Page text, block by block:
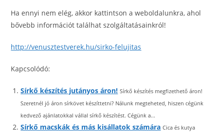
Ha ennyi nem elég, akkor kattintson a weboldalunkra, ahol
bővebb információt találhat szolgáltatásainkról!
http://venusztestverek.hu/sirko-felujitas
Kapcsolódó:
Sírkő készítés jutányos áron! Sírkő készítés megfizethető áron!
Szeretnél jó áron sírkövet készíttetni? Nálunk megteheted, hiszen cégünk
kedvező ajánlatokkal vállal sírkő készítést. Cégünk a...
Sírkő macskák és más kisállatok számára Cica és kutya